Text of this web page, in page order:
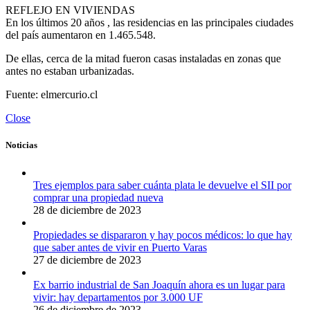
REFLEJO EN VIVIENDAS
En los últimos 20 años , las residencias en las principales ciudades
del país aumentaron en 1.465.548.
De ellas, cerca de la mitad fueron casas instaladas en zonas que
antes no estaban urbanizadas.
Fuente: elmercurio.cl
Close
Noticias
Tres ejemplos para saber cuánta plata le devuelve el SII por
comprar una propiedad nueva
28 de diciembre de 2023
Propiedades se dispararon y hay pocos médicos: lo que hay
que saber antes de vivir en Puerto Varas
27 de diciembre de 2023
Ex barrio industrial de San Joaquín ahora es un lugar para
vivir: hay departamentos por 3.000 UF